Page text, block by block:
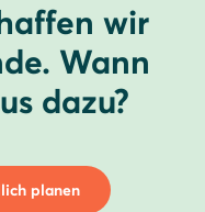
wir
Wann
dazu?
planen